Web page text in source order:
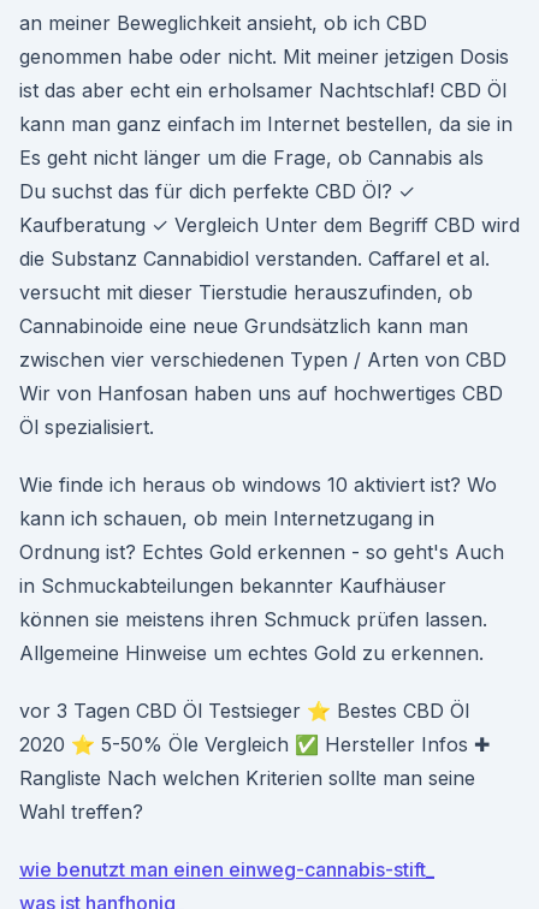
an meiner Beweglichkeit ansieht, ob ich CBD
genommen habe oder nicht. Mit meiner jetzigen Dosis
ist das aber echt ein erholsamer Nachtschlaf! CBD Öl
kann man ganz einfach im Internet bestellen, da sie in
Es geht nicht länger um die Frage, ob Cannabis als
Du suchst das für dich perfekte CBD Öl? ✓
Kaufberatung ✓ Vergleich Unter dem Begriff CBD wird
die Substanz Cannabidiol verstanden. Caffarel et al.
versucht mit dieser Tierstudie herauszufinden, ob
Cannabinoide eine neue Grundsätzlich kann man
zwischen vier verschiedenen Typen / Arten von CBD
Wir von Hanfosan haben uns auf hochwertiges CBD
Öl spezialisiert.
Wie finde ich heraus ob windows 10 aktiviert ist? Wo
kann ich schauen, ob mein Internetzugang in
Ordnung ist? Echtes Gold erkennen - so geht's Auch
in Schmuckabteilungen bekannter Kaufhäuser
können sie meistens ihren Schmuck prüfen lassen.
Allgemeine Hinweise um echtes Gold zu erkennen.
vor 3 Tagen CBD Öl Testsieger ⭐ Bestes CBD Öl
2020 ⭐ 5-50% Öle Vergleich ✅ Hersteller Infos ✚
Rangliste Nach welchen Kriterien sollte man seine
Wahl treffen?
wie benutzt man einen einweg-cannabis-stift_
was ist hanfhonig_